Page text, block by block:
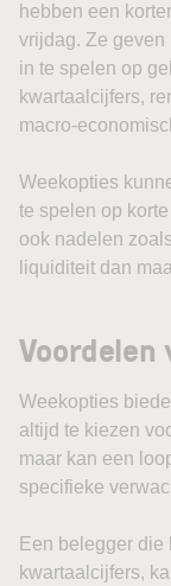
hebben een
vrijdag. Ze
in te spelen op
kwartaalcijfers,
macro-
Weekopties
te spelen op
ook nadelen
liquiditeit dan
Voordelen
Weekopties
altijd te kiezen
maar kan een
specifieke
Een belegger
kwartaalcijfers,